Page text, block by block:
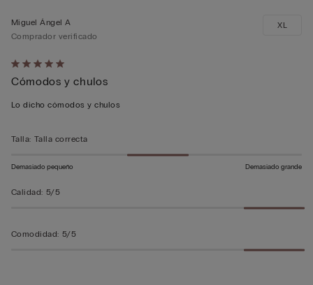
Calificación
de
5
5
Miguel Ángel A
Comprador verificado
Cómodos y chulos
Lo dicho cómodos y chulos
XL
Talla: Talla correcta
Demasiado pequeño Demasiado grande
Calidad: 5/5
Comodidad: 5/5